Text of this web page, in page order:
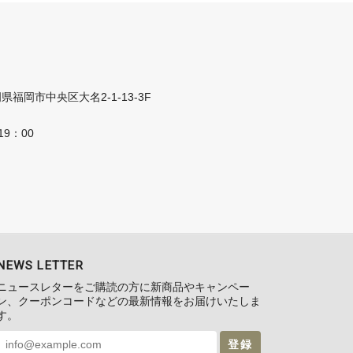
福岡市中央区大名2-1-13-3F
：00
LETTER
ュースレターをご購読の方に新商品やキャンペー
、クーポンコードなどの最新情報をお届けいたしま
。
登録